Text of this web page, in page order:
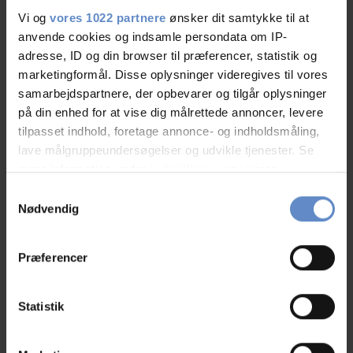
Vi og vores 1022 partnere ønsker dit samtykke til at
anvende cookies og indsamle persondata om IP-
adresse, ID og din browser til præferencer, statistik og
marketingformål. Disse oplysninger videregives til vores
samarbejdspartnere, der opbevarer og tilgår oplysninger
på din enhed for at vise dig målrettede annoncer, levere
tilpasset indhold, foretage annonce- og indholdsmåling,
lave målgruppeundersøgelser og udvikle tjenester. Se
mere information underindstillingerog i vores
tilbage eller ændre indstillinger fra vores
"Cookiedeklaration", eller ved at trykke på "Privacy
Indsamle præcise oplysninger om din placering,
Identificere din enhed baseret på en scanning af
Nødvendig
Præferencer
Statistik
Alle dage
01/01-31/12(08:00-12:00 )
Se priser
Antal senge
Antal værelser med bad og/eller toilet